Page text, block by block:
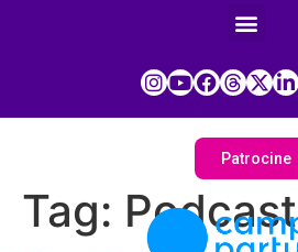
Patrocine
Tag: Podcast